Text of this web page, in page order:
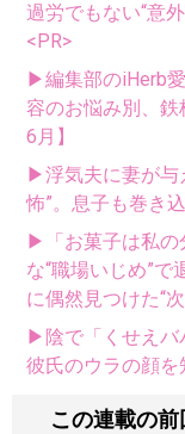
過労でもない“意
<PR>
▶編集部のiHerb
容のお悩み別、
6月】
▶浮気夫に妻が与
怖”。息子も巻き
▶「お菓子は私の
な“職場いじめ”で
に偶然見つけた“
▶陰で「くせえバ
彼氏のウラの顔
この連載の